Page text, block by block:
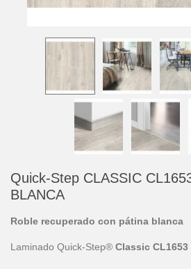
Quick-Step CLASSIC
BLANCA
Roble recuperado con pátina blanca
Laminado Quick-Step® Classic CL1653